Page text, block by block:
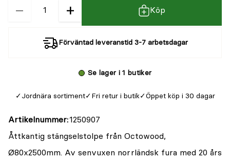
−
Kvantitet + Köp
Förväntad leveranstid 3-7 arbetsdagar
Se lager i 1 butiker
Jordnära sortiment Fri retur i butik Öppet köp i 30 dagar
Artikelnummer 1250907
Åttkantig stängselstolpe från Octowood,
Ø80x2500mm. Av senvuxen norrländsk fura med 20 års